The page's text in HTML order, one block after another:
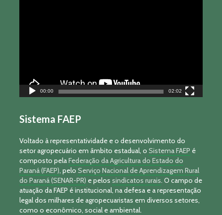
00:00 02:02
Sistema FAEP
Voltado à representatividade e o desenvolvimento do
setor agropecuário em âmbito estadual, o Sistema FAEP é
composto pelaFederação da Agricultura do Estado do
Paraná (FAEP) , pelo Serviço Nacional de Aprendizagem Rural
do Paraná (SENAR-PR) e pelos sindicatos rurais . O campo de
atuação da FAEP é institucional, na defesa e a representação
legal dos milhares de agropecuaristas em diversos setores,
como o econômico, social e ambiental.